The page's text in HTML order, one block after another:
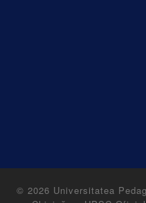
© 2026 Universitatea